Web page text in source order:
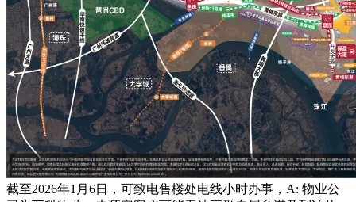
截至2026年1月6日，可致电售楼处电线小时办事，A: 物业公